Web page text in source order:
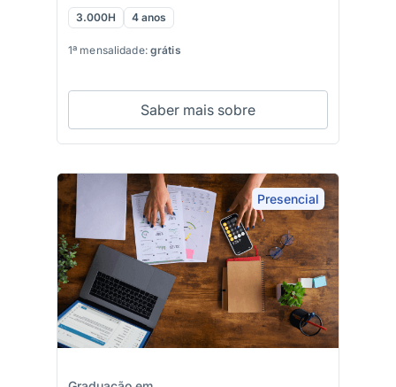
3.000H 4 anos
1ª mensalidade: grátis
Saber mais sobre
Presencial